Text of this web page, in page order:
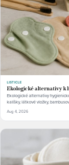
LISTICLE
Ekologické alternativy k
Ekologické alternativy
kalíšky, látkové vložky,
Aug 4, 2026